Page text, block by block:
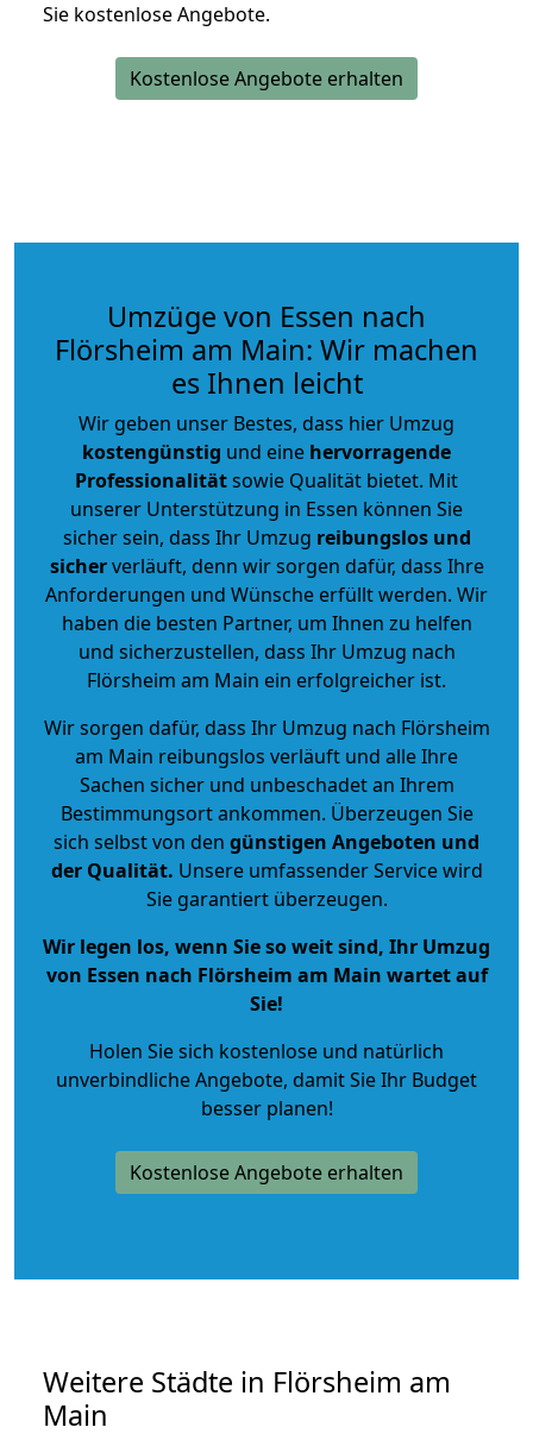
Sie kostenlose Angebote.
Kostenlose Angebote erhalten
Umzüge von Essen nach
Flörsheim am Main: Wir machen
es Ihnen leicht
Wir geben unser Bestes, dass hier Umzug
kostengünstig und eine hervorragende
Professionalitätsowie Qualität bietet. Mit
unserer Unterstützung in Essen können Sie
sicher sein, dass Ihr Umzug reibungslos und
sicherverläuft, denn wir sorgen dafür, dass Ihre
Anforderungen und Wünsche erfüllt werden. Wir
haben die besten Partner, um Ihnen zu helfen
und sicherzustellen, dass Ihr Umzug nach
Flörsheim am Main ein erfolgreicher ist.
Wir sorgen dafür, dass Ihr Umzug nach Flörsheim
am Main reibungslos verläuft und alle Ihre
Sachen sicher und unbeschadet an Ihrem
Bestimmungsort ankommen. Überzeugen Sie
sich selbst von den günstigen Angeboten und
der Qualität. Unsere umfassender Service wird
Sie garantiert überzeugen.
Wir legen los, wenn Sie so weit sind, Ihr Umzug
von Essen nach Flörsheim am Main wartet auf
Sie!
Holen Sie sich kostenlose und natürlich
unverbindliche Angebote, damit Sie Ihr Budget
besser planen!
Kostenlose Angebote erhalten
Weitere Städte in Flörsheim am
Main